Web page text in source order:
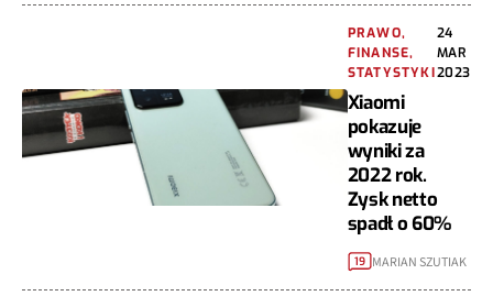
PRAWO,
FINANSE,
STATYSTYKI
24
MAR
2023
Xiaomi
pokazuje
wyniki za
2022 rok.
Zysk netto
spadł o 60%
19 MARIAN SZUTIAK